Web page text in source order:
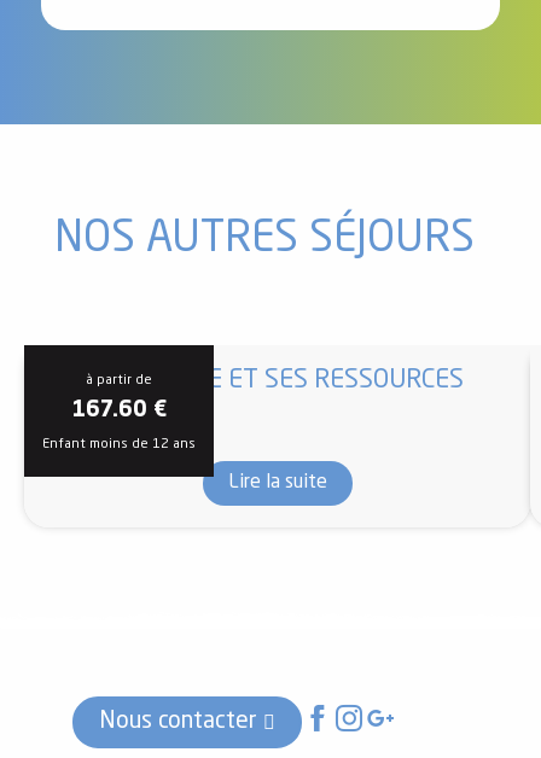
NOS AUTRES SÉJOURS
à partir de
167.60 €
Enfant moins de 12 ans
LA NATURE ET SES RESSOURCES
Lire la suite
Nous contacter